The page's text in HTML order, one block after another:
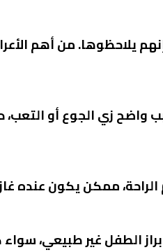
يلاحظوها. من أهم
واضح زي الجوع أو
ممكن يكون عنده
الطفل غير طبيعي،